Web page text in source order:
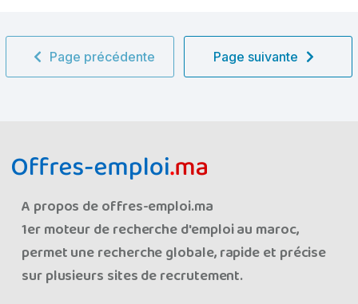
Page précédente Page suivante
A propos de offres-emploi.ma
1er moteur de recherche d'emploi au maroc,
permet une recherche globale, rapide et précise
sur plusieurs sites de recrutement.